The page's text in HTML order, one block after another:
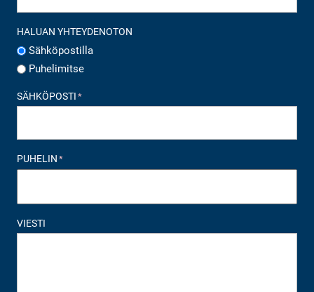
HALUAN YHTEYDENOTON
Sähköpostilla
Puhelimitse
SÄHKÖPOSTI *
PUHELIN *
VIESTI